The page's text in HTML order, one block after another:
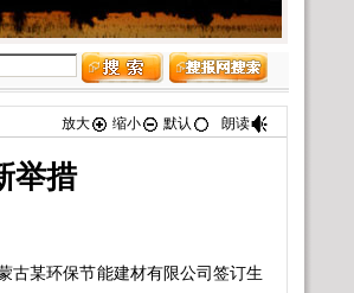
放大 缩小 默认 朗读
举措
某环保节能建材有限公司签订生